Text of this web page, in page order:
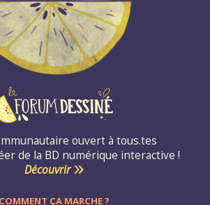
ouvert à tous.tes
de la BD numérique interactive !
Découvrir
COMMENT ÇA MARCHE ?